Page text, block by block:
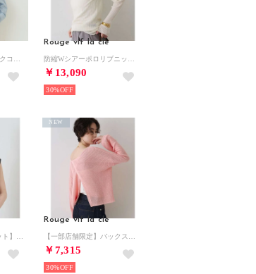
Rouge vif la cle
￥13,090
30%
Rouge vif la cle
￥7,315
NEW
30%